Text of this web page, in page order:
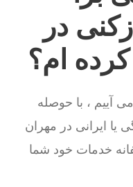
در
ام؟
آییم ، با حوصله
ایرانی در مهران
خدمات خود شما